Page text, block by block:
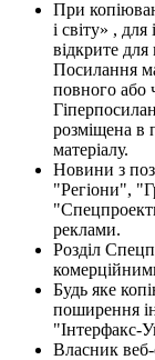
При
і світу» ,
відкрите
Посилання
повного або
розміщена в
матеріалу.
Новини з
"Регіони",
реклами.
Розділ
Будь яке
поширення
"Інтерфакс-
Власник веб-